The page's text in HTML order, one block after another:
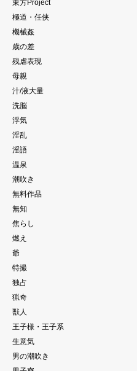
東方Project
極道・任侠
機械姦
歳の差
残虐表現
母親
汁/液大量
洗脳
浮気
淫乱
淫語
温泉
潮吹き
無料作品
無知
焦らし
燃え
爺
特撮
独占
猟奇
獣人
王子様・王子系
生意気
男の潮吹き